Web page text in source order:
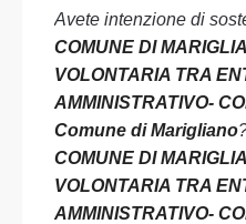
Avete intenzione di
COMUNE DI
VOLONTARIA TRA
AMMINISTRATIVO-
Comune di Marigliano
COMUNE DI
VOLONTARIA TRA
AMMINISTRATIVO-